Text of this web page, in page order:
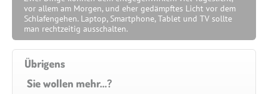
vor allem am Morgen, und eher gedämpftes Licht vor dem
Schlafengehen. Laptop, Smartphone, Tablet und TV sollte
man rechtzeitig ausschalten.
Übrigens
Sie wollen mehr...?